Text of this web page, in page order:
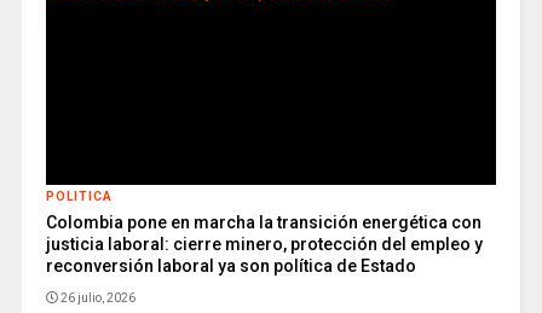
POLITICA
Colombia pone en marcha la transición energética con
justicia laboral: cierre minero, protección del empleo y
reconversión laboral ya son política de Estado
26 julio, 2026